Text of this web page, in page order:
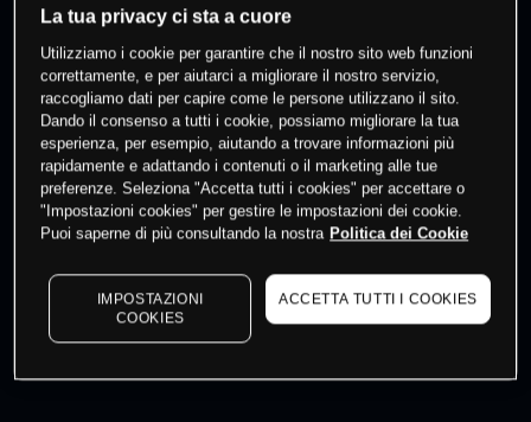
0 % dei clienti hanno posizioni
questo prodotto
Fai trading
I prezzi sono solo indicativi. Accediper vedere gli ultimi
dati di mercato
to see latest market data
La tua privacy ci sta a cuore
Utilizziamo i cookie per garantire che il nostro sito web funzioni
correttamente, e per aiutarci a migliorare il nostro servizio,
raccogliamo dati per capire come le persone utilizzano il sito.
Dando il consenso a tutti i cookie, possiamo migliorare la tua
esperienza, per esempio, aiutando a trovare informazioni più
rapidamente e adattando i contenuti o il marketing alle tue
preferenze. Seleziona "Accetta tutti i cookies" per accettare o
"Impostazioni cookies" per gestire le impostazioni dei cookie.
Puoi saperne di più consultando la nostra Politica dei Cookie
IMPOSTAZIONI
COOKIES
ACCETTA TUTTI I COOKIES